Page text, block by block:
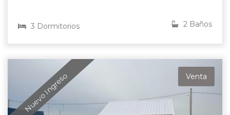
3 Dormitorios 2 Baños
Nuevo Ingreso Venta